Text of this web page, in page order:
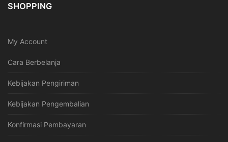
SHOPPING
My Account
Cara Berbelanja
Kebijakan Pengiriman
Kebijakan Pengembalian
Konfirmasi Pembayaran